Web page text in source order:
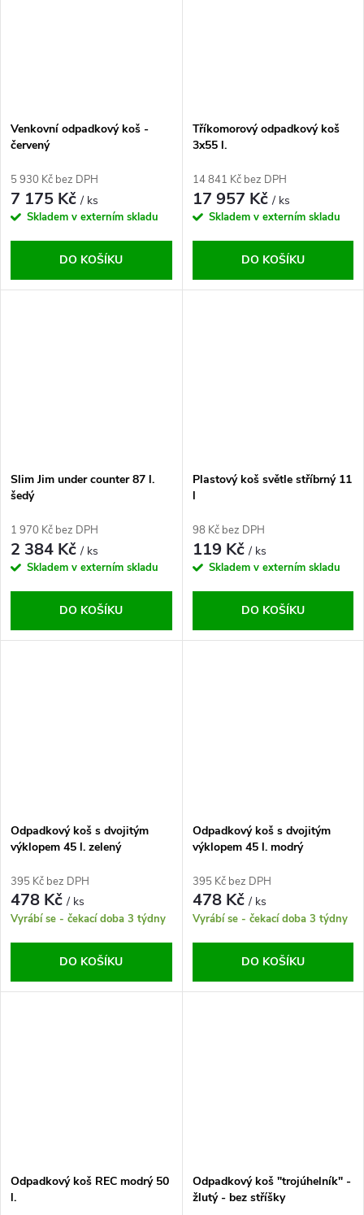
Venkovní odpadkový koš -
červený
5 930 Kč bez DPH
7 175 Kč/ ks
Skladem v externím skladu
DO KOŠÍKU
Tříkomorový odpadkový koš
3x55 l.
14 841 Kč bez DPH
17 957 Kč/ ks
Skladem v externím skladu
DO KOŠÍKU
Slim Jim under counter 87 l.
šedý
1 970 Kč bez DPH
2 384 Kč/ ks
Skladem v externím skladu
DO KOŠÍKU
Plastový koš světle stříbrný 11
l
98 Kč bez DPH
119 Kč/ ks
Skladem v externím skladu
DO KOŠÍKU
Odpadkový koš s dvojitým
výklopem 45 l. zelený
395 Kč bez DPH
478 Kč/ ks
Vyrábí se - čekací doba 3 týdny
DO KOŠÍKU
Odpadkový koš s dvojitým
výklopem 45 l. modrý
395 Kč bez DPH
478 Kč/ ks
Vyrábí se - čekací doba 3 týdny
DO KOŠÍKU
Odpadkový koš REC modrý 50
l.
Odpadkový koš "trojúhelník" -
žlutý - bez stříšky